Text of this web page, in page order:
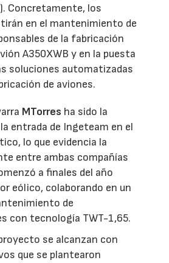
Concretamente, los
en el mantenimiento de
de la fabricación
A350XWB y en la puesta
soluciones automatizadas
de aviones.
MTorres ha sido la
entrada de Ingeteam en el
lo que evidencia la
entre ambas compañías
a finales del año
eólico, colaborando en un
de
con tecnología TWT-1,65.
se alcanzan con
que se plantearon